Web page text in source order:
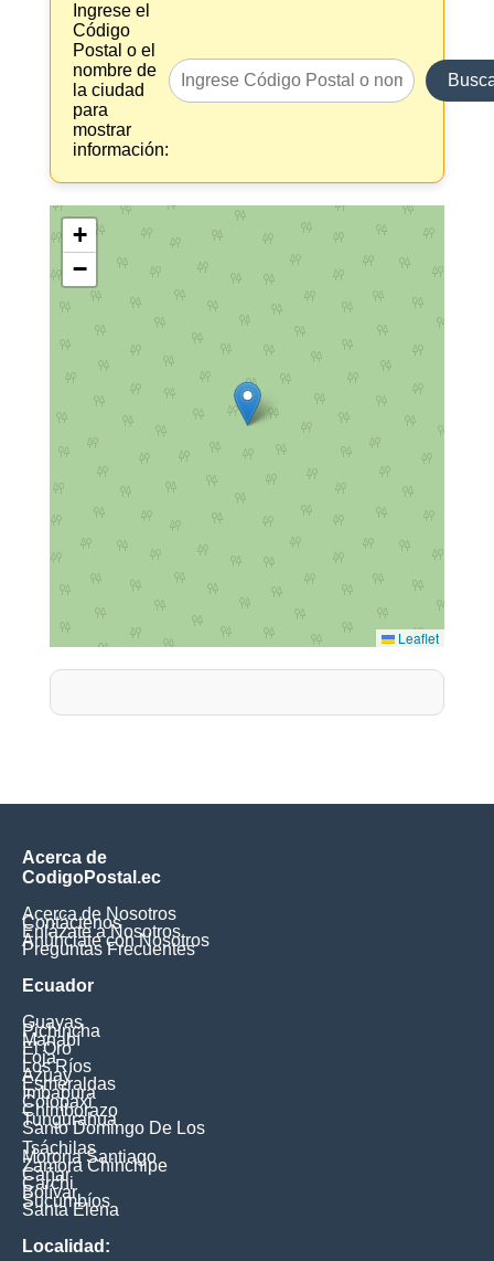
Ingrese el
Código
Postal o el
nombre de
la ciudad
para
mostrar
información:
+
−
Leaflet
Acerca de
CodigoPostal.ec
Acerca de Nosotros
Contáctenos
Enlázate a Nosotros
Anúnciate con Nosotros
Preguntas Frecuentes
Ecuador
Guayas
Pichincha
Manabí
El Oro
Loja
Los Ríos
Azuay
Esmeraldas
Imbabura
Cotopaxi
Chimborazo
Tungurahua
Santo Domingo De Los
Tsáchilas
Morona Santiago
Zamora Chinchipe
Cañar
Carchi
Bolívar
Sucumbíos
Santa Elena
Localidad: